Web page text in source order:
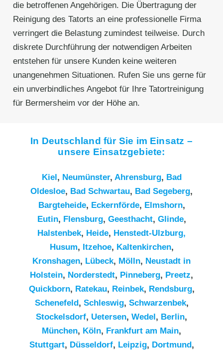
die betroffenen Angehörigen. Die Übertragung der
Reinigung des Tatorts an eine professionelle Firma
verringert die Belastung zumindest teilweise. Durch
diskrete Durchführung der notwendigen Arbeiten
entstehen für unsere Kunden keine weiteren
unangenehmen Situationen. Rufen Sie uns gerne für
ein unverbindliches Angebot für Ihre Tatortreinigung
für Bermersheim vor der Höhe an.
In Deutschland für Sie im Einsatz –
unsere Einsatzgebiete:
Kiel, Neumünster, Ahrensburg, Bad
Oldesloe, Bad Schwartau, Bad Segeberg,
Bargteheide, Eckernförde, Elmshorn,
Eutin, Flensburg, Geesthacht, Glinde,
Halstenbek, Heide, Henstedt-Ulzburg,
Husum, Itzehoe, Kaltenkirchen,
Kronshagen, Lübeck, Mölln, Neustadt in
Holstein, Norderstedt, Pinneberg, Preetz,
Quickborn, Ratekau, Reinbek, Rendsburg,
Schenefeld, Schleswig, Schwarzenbek,
Stockelsdorf, Uetersen, Wedel, Berlin,
München, Köln, Frankfurt am Main,
Stuttgart, Düsseldorf, Leipzig, Dortmund,